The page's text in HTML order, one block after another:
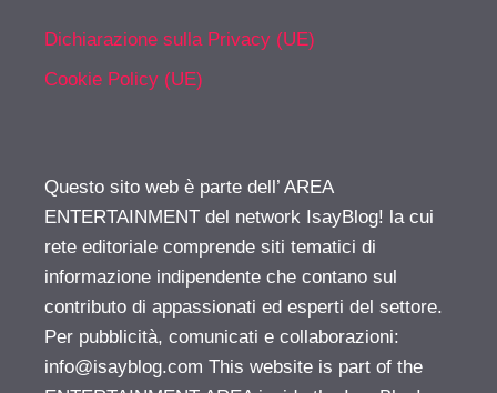
Dichiarazione sulla Privacy (UE)
Cookie Policy (UE)
Questo sito web è parte dell’ AREA
ENTERTAINMENT del network IsayBlog! la cui
rete editoriale comprende siti tematici di
informazione indipendente che contano sul
contributo di appassionati ed esperti del settore.
Per pubblicità, comunicati e collaborazioni:
info@isayblog.com This website is part of the